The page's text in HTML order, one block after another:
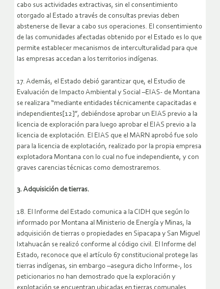
cabo sus actividades extractivas, sin el consentimiento
otorgado al Estado a través de consultas previas deben
abstenerse de llevar a cabo sus operaciones. El consentimiento
de las comunidades afectadas obtenido por el Estado es lo que
permite establecer mecanismos de interculturalidad para que
las empresas accedan a los territorios indígenas.
17. Además, el Estado debió garantizar que, el Estudio de
Evaluación de Impacto Ambiental y Social –EIAS- de Montana
se realizara “mediante entidades técnicamente capacitadas e
independientes[12]”, debiéndose aprobar un EIAS previo a la
licencia de exploración para luego aprobar el EIAS previo a la
licencia de explotación. El EIAS que el MARN aprobó fue solo
para la licencia de explotación, realizado por la propia empresa
explotadora Montana con lo cual no fue independiente, y con
graves carencias técnicas como demostraremos.
3. Adquisición de tierras.
18. El Informe del Estado comunica a la CIDH que según lo
informado por Montana al Ministerio de Energía y Minas, la
adquisición de tierras o propiedades en Sipacapa y San Miguel
Ixtahuacán se realizó conforme al código civil. El Informe del
Estado, reconoce que el artículo 67 constitucional protege las
tierras indígenas, sin embargo –asegura dicho Informe-, los
peticionarios no han demostrado que la exploración y